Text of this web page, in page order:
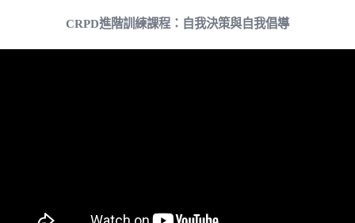
CRPD進階訓練課程：自我決策與自我倡導